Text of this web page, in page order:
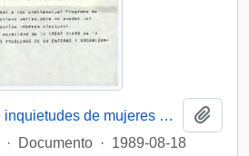
[Memorándum sobre inquietudes de mujeres D.C]
· Documento · 1989-08-18